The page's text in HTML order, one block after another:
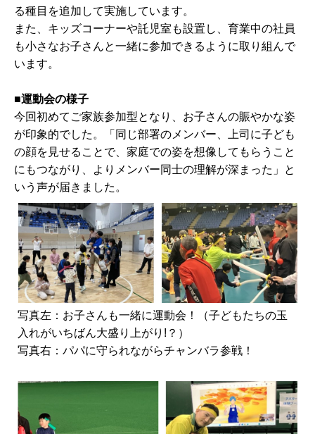
る種目を追加して実施しています。
また、キッズコーナーや託児室も設置し、育業中の社員
も小さなお子さんと一緒に参加できるように取り組んで
います。
■運動会の様子
今回初めてご家族参加型となり、お子さんの賑やかな姿
が印象的でした。「同じ部署のメンバー、上司に子ども
の顔を見せることで、家庭での姿を想像してもらうこと
にもつながり、よりメンバー同士の理解が深まった」と
いう声が届きました。
写真左：お子さんも一緒に運動会！（子どもたちの玉
入れがいちばん大盛り上がり!？）
写真右：パパに守られながらチャンバラ参戦！